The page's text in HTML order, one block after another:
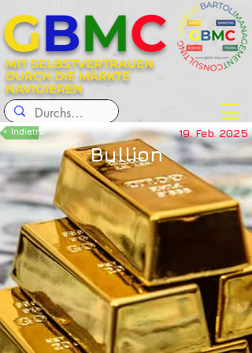
MIT SELBSTVERTRAUEN
DURCH DIE MÄRKTE
NAVIGIEREN
GBMC
< Indietro 19. Feb. 2025
Bullion